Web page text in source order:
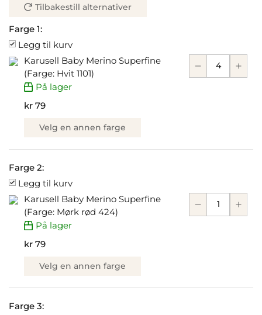
Tilbakestill alternativer
Farge 1:
Legg til kurv
Karusell Baby Merino Superfine
(Farge: Hvit 1101)
På lager
kr 79
Velg en annen farge
Farge 2:
Legg til kurv
Karusell Baby Merino Superfine
(Farge: Mørk rød 424)
På lager
kr 79
Velg en annen farge
Farge 3: